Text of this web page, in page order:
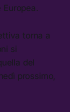
Europea.
torna a
si
del
prossimo,